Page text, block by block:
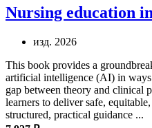
Nursing education
изд. 2026
This book provides a
artificial intelligence (AI) in
gap between theory and clinical
learners to deliver safe,
structured, practical guidance ...